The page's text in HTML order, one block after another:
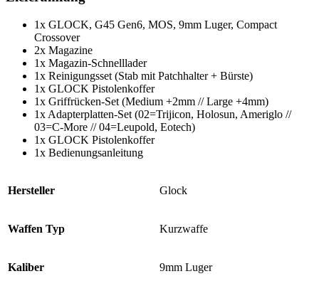
1x GLOCK, G45 Gen6, MOS, 9mm Luger, Compact
Crossover
2x Magazine
1x Magazin-Schnelllader
1x Reinigungsset (Stab mit Patchhalter + Bürste)
1x GLOCK Pistolenkoffer
1x Griffrücken-Set (Medium +2mm // Large +4mm)
1x Adapterplatten-Set (02=Trijicon, Holosun, Ameriglo //
03=C-More // 04=Leupold, Eotech)
1x GLOCK Pistolenkoffer
1x Bedienungsanleitung
Hersteller Glock
Waffen Typ Kurzwaffe
Kaliber 9mm Luger